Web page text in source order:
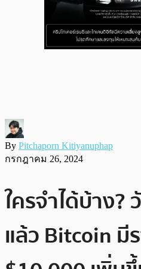
By Pitchaporn Kitiyanuphap
กรกฎาคม 26, 2024
ใครจำได้บ้าง?
แล้ว Bitcoin มี